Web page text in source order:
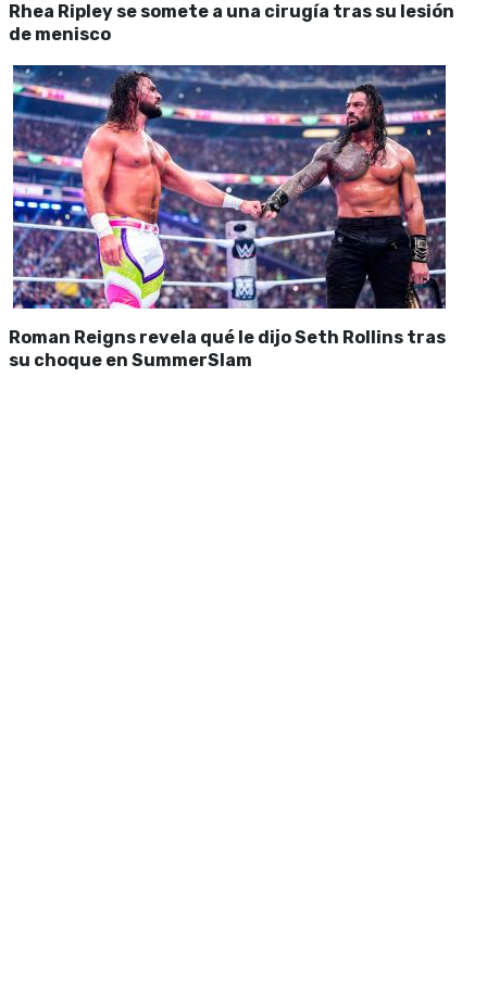
Rhea Ripley se somete a una cirugía tras su lesión
de menisco
Roman Reigns revela qué le dijo Seth Rollins tras
su choque en SummerSlam